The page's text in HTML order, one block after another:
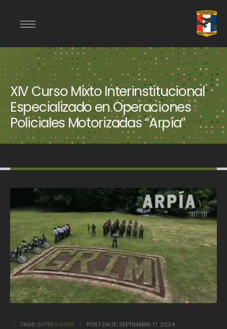
XIV Curso Mixto Interinstitucional
Especializado en Operaciones
Policiales Motorizadas “Arpía”
TAGS: ENTREVISTAS POST DATE: SEPTIEMBRE 17, 2024